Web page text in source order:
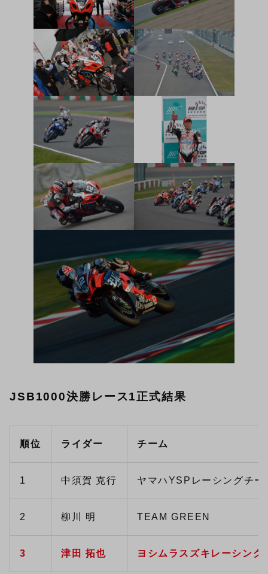
JSB1000決勝レース1正式結果
順位 ライダー チーム
1 中須賀 克行 ヤマハYSPレーシングチー
2 柳川 明 TEAM GREEN
3 津田 拓也 ヨシムラスズキレーシング